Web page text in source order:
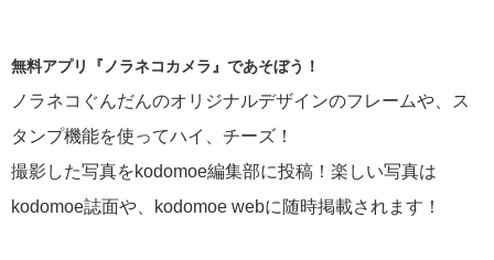
無料アプリ『ノラネコカメラ』であそぼう！
ノラネコぐんだんのオリジナルデザインのフレームや、ス
タンプ機能を使ってハイ、チーズ！
撮影した写真をkodomoe編集部に投稿！楽しい写真は
kodomoe誌面や、kodomoe webに随時掲載されます！